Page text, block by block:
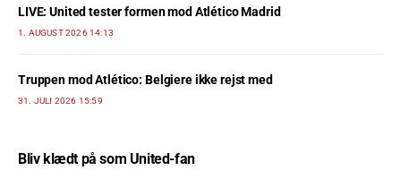
LIVE: United tester formen mod Atlético Madrid
1. AUGUST 2026 14:13
Truppen mod Atlético: Belgiere ikke rejst med
31. JULI 2026 15:59
Bliv klædt på som United-fan